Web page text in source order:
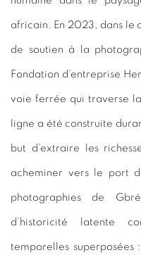
africain. En 2023, dans le
de soutien à la
Fondation d’entreprise
voie ferrée qui traverse
ligne a été construite
but d’extraire les
acheminer vers le port
photographies de
d’historicité latente
temporelles